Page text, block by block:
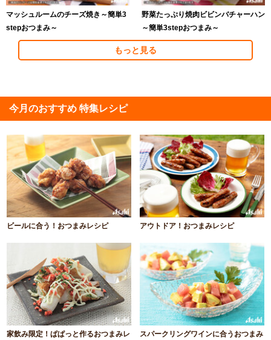
マッシュルームのチーズ焼き～簡単3
stepおつまみ～
野菜たっぷり焼肉ビビンバチャーハン
～簡単3stepおつまみ～
もっと見る
今月のおすすめ 特集レシピ
ビールに合う！おつまみレシピ アウトドア！おつまみレシピ
家飲み限定！ぱぱっと作るおつまみレ
スパークリングワインに合うおつまみ